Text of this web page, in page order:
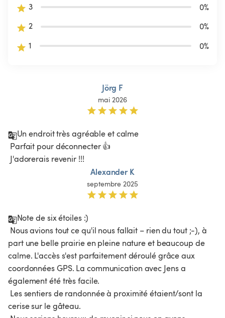
3
0%
2
0%
1
0%
Jörg F
mai 2026
Un endroit très agréable et calme
J'adorerais revenir !!!
Alexander K
septembre 2025
Note de six étoiles :)
part une belle prairie en pleine nature et beaucoup de
calme. L'accès s'est parfaitement déroulé grâce aux
coordonnées GPS. La communication avec Jens a
également été très facile.
cerise sur le gâteau.